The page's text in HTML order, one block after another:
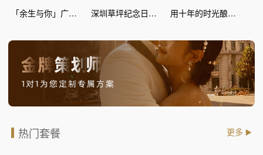
「余生与你」广场纪念日惊喜策划 深圳草坪纪念日惊喜策划 用十年的时光酿爱情的蜜糖--丽江灯海 纪念日惊喜
热门套餐 更多